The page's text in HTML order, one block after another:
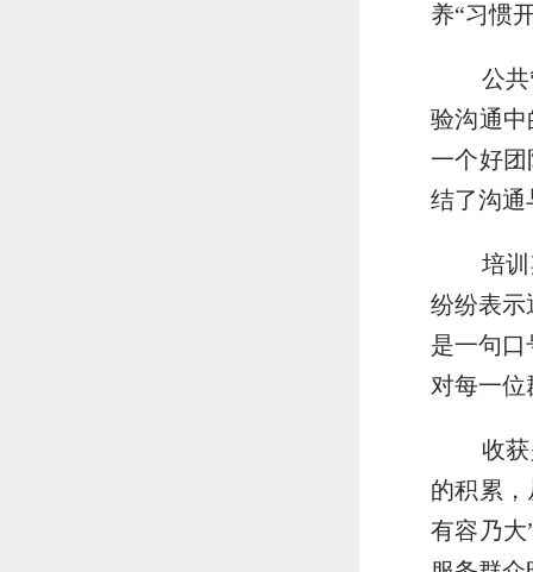
养“习惯
公
验沟通
一个好
结了沟通
培
纷纷表示
是一句
对每一
收
的积累
有容乃